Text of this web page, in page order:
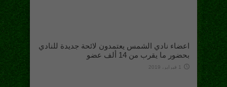
اعضاء نادي الشمس يعتمدون لائحة جديدة للنادي
بحضور ما يقرب من 14 ألف عضو
1 فبراير، 2019